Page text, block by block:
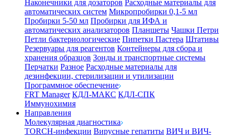
Наконечники для дозаторов Расходные материалы для
автоматических систем Микропробирки 0,1-5 мл
Пробирки 5-50 мл Пробирки для ИФА и
автоматических анализаторов Планшеты Чашки Петри
Петли бактериологические Пипетки Пастера Штативы
Резервуары для реагентов Контейнеры для сбора и
хранения образцов Зонды и транспортные системы
Перчатки Разное Расходные материалы для
дезинфекции, стерилизации и утилизации
Программное обеспечение
FRT Manager КДЛ-МАКС КДЛ-СПК
Иммунохимия
Направления
Молекулярная диагностика
TORCH-инфекции Вирусные гепатиты ВИЧ и ВИЧ-